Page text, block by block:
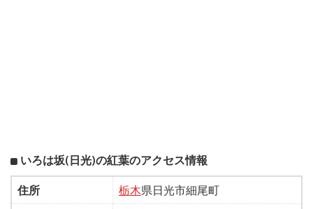
いろは坂(日光)の紅葉のアクセス情報
住所
栃木県日光市細尾町